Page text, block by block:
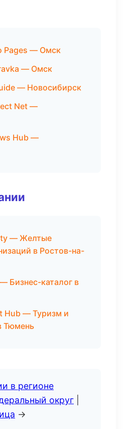
Pages — Омск
— Омск
— Новосибирск
Net —
Hub —
— Желтые
в Ростов-на-
Бизнес-каталог в
Hub — Туризм и
Тюмень
в регионе
округ
→